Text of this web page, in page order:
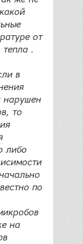
от
.
в
нарушен
то
либо
по
на